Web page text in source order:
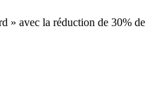
» avec la réduction de 30% de